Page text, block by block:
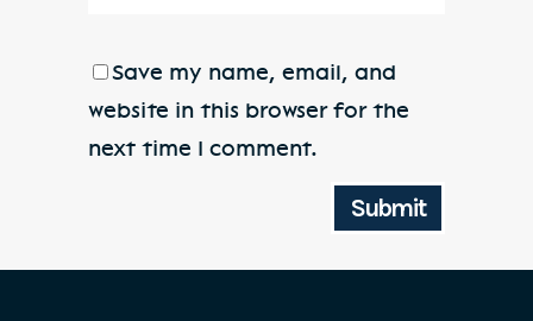
Save my name, email, and
website in this browser for the
next time I comment.